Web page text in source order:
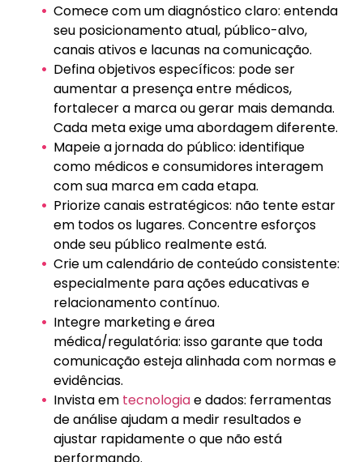
Comece com um diagnóstico claro: entenda
seu posicionamento atual, público-alvo,
canais ativos e lacunas na comunicação.
Defina objetivos específicos: pode ser
aumentar a presença entre médicos,
fortalecer a marca ou gerar mais demanda.
Cada meta exige uma abordagem diferente.
Mapeie a jornada do público: identifique
como médicos e consumidores interagem
com sua marca em cada etapa.
Priorize canais estratégicos: não tente estar
em todos os lugares. Concentre esforços
onde seu público realmente está.
Crie um calendário de conteúdo consistente:
especialmente para ações educativas e
relacionamento contínuo.
Integre marketing e área
médica/regulatória: isso garante que toda
comunicação esteja alinhada com normas e
evidências.
Invista em tecnologiae dados: ferramentas
de análise ajudam a medir resultados e
ajustar rapidamente o que não está